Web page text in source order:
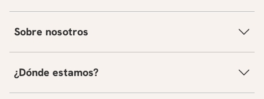
Sobre nosotros
¿Dónde estamos?